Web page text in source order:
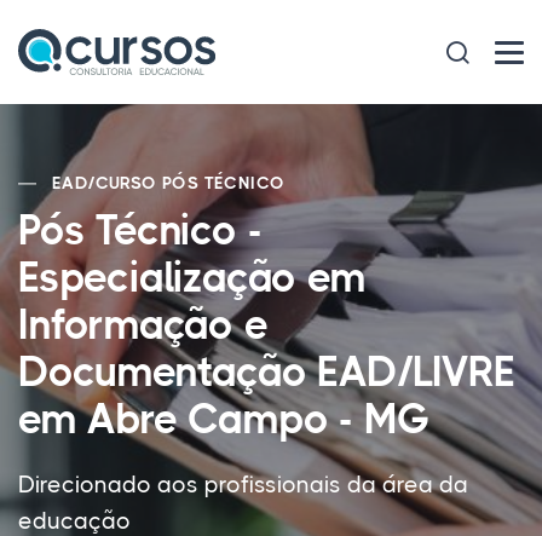
EAD/CURSO PÓS TÉCNICO
Pós Técnico -
Especialização em
Informação e
Documentação EAD/LIVRE
em Abre Campo - MG
Direcionado aos profissionais da área da
educação